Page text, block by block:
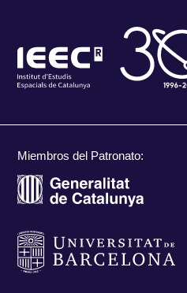
Miembros del Patronato: